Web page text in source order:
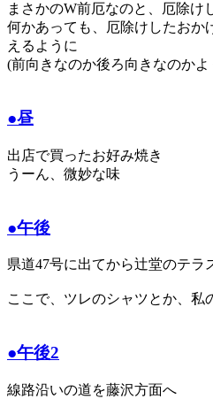
まさかのW前厄なのと、厄除け
何かあっても、厄除けしたおか
えるように
(前向きなのか後ろ向きなのか
●昼
出店で買ったお好み焼き
うーん、微妙な味
●午後
県道47号に出てから辻堂のテラ
ここで、ツレのシャツとか、私
●午後2
線路沿いの道を藤沢方面へ